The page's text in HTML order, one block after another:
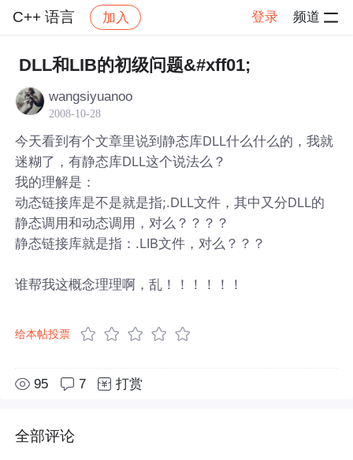
C++ 语言 加入 登录 频道
社区 C++ 语言 帖子详情
DLL和LIB的初级问题&#xff01;
wangsiyuanoo
2008-10-28
今天看到有个文章里说到静态库DLL什么什么的，我就
迷糊了，有静态库DLL这个说法么？
我的理解是：
动态链接库是不是就是指;.DLL文件，其中又分DLL的
静态调用和动态调用，对么？？？？
静态链接库就是指：.LIB文件，对么？？？
谁帮我这概念理理啊，乱！！！！！！
给本帖投票
95 7 打赏
全部评论